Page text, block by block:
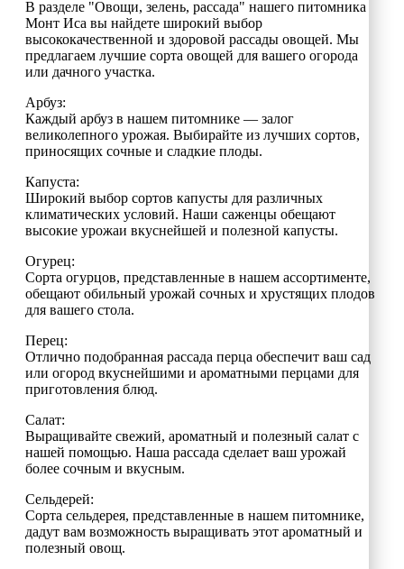
В разделе "Овощи, зелень, рассада" нашего питомника
Монт Иса вы найдете широкий выбор
высококачественной и здоровой рассады овощей. Мы
предлагаем лучшие сорта овощей для вашего огорода
или дачного участка.
Арбуз:
Каждый арбуз в нашем питомнике — залог
великолепного урожая. Выбирайте из лучших сортов,
приносящих сочные и сладкие плоды.
Капуста:
Широкий выбор сортов капусты для различных
климатических условий. Наши саженцы обещают
высокие урожаи вкуснейшей и полезной капусты.
Огурец:
Сорта огурцов, представленные в нашем ассортименте,
обещают обильный урожай сочных и хрустящих плодов
для вашего стола.
Перец:
Отлично подобранная рассада перца обеспечит ваш сад
или огород вкуснейшими и ароматными перцами для
приготовления блюд.
Салат:
Выращивайте свежий, ароматный и полезный салат с
нашей помощью. Наша рассада сделает ваш урожай
более сочным и вкусным.
Сельдерей:
Сорта сельдерея, представленные в нашем питомнике,
дадут вам возможность выращивать этот ароматный и
полезный овощ.